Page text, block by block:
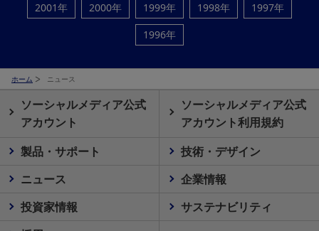
2001年
2000年 1999年 1998年
1997年
1996年
ホーム ニュース
ソーシャルメディア公式
アカウント
ソーシャルメディア公式
アカウント利用規約
製品・サポート
技術・デザイン
ニュース
企業情報
投資家情報
サステナビリティ